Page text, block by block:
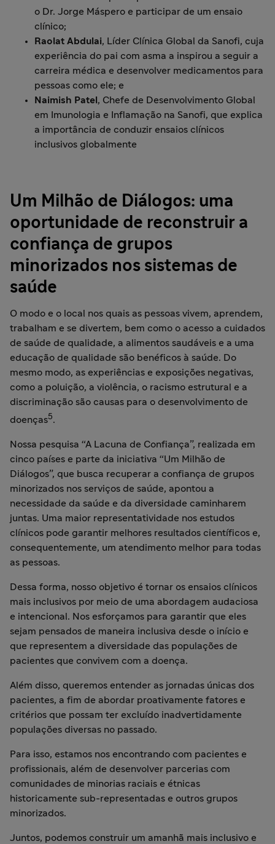
o Dr. Jorge Máspero e participar de um ensaio
clínico;
Raolat Abdulai, Líder Clínica Global da Sanofi, cuja
experiência do pai com asma a inspirou a seguir a
carreira médica e desenvolver medicamentos para
pessoas como ele; e
Naimish Patel , Chefe de Desenvolvimento Global
em Imunologia e Inflamação na Sanofi, que explica
a importância de conduzir ensaios clínicos
inclusivos globalmente
Um Milhão de Diálogos: uma
oportunidade de reconstruir a
confiança de grupos
minorizados nos sistemas de
saúde
O modo e o local nos quais as pessoas vivem, aprendem,
trabalham e se divertem, bem como o acesso a cuidados
de saúde de qualidade, a alimentos saudáveis e a uma
educação de qualidade são benéficos à saúde. Do
mesmo modo, as experiências e exposições negativas,
como a poluição, a violência, o racismo estrutural e a
discriminação são causas para o desenvolvimento de
doenças5.
Nossa pesquisa “A Lacuna de Confiança”, realizada em
cinco países e parte da iniciativa “Um Milhão de
Diálogos”, que busca recuperar a confiança de grupos
minorizados nos serviços de saúde, apontou a
necessidade da saúde e da diversidade caminharem
juntas. Uma maior representatividade nos estudos
clínicos pode garantir melhores resultados científicos e,
consequentemente, um atendimento melhor para todas
as pessoas.
Dessa forma, nosso objetivo é tornar os ensaios clínicos
mais inclusivos por meio de uma abordagem audaciosa
e intencional. Nos esforçamos para garantir que eles
sejam pensados de maneira inclusiva desde o início e
que representem a diversidade das populações de
pacientes que convivem com a doença.
Além disso, queremos entender as jornadas únicas dos
pacientes, a fim de abordar proativamente fatores e
critérios que possam ter excluído inadvertidamente
populações diversas no passado.
Para isso, estamos nos encontrando com pacientes e
profissionais, além de desenvolver parcerias com
comunidades de minorias raciais e étnicas
historicamente sub-representadas e outros grupos
minorizados.
Juntos, podemos construir um amanhã mais inclusivo e